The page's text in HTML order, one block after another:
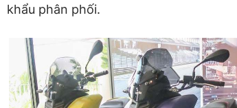
khẩu phân phối.